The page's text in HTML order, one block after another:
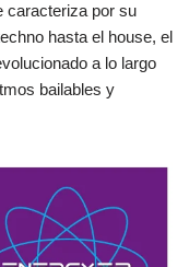
caracteriza por su
hasta el house, el
a lo largo
bailables y